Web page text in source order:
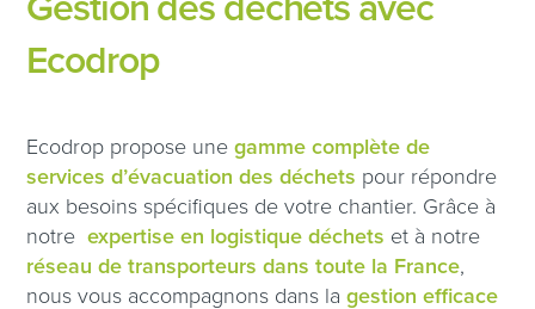
Ecodrop
Ecodrop propose unegamme complète de
services d’évacuation des déchets pour répondre
aux besoins spécifiques de votre chantier. Grâce à
notreexpertise en logistique déchets et à notre
réseau de transporteurs dans toute la France,
nous vous accompagnons dans lagestion efficace